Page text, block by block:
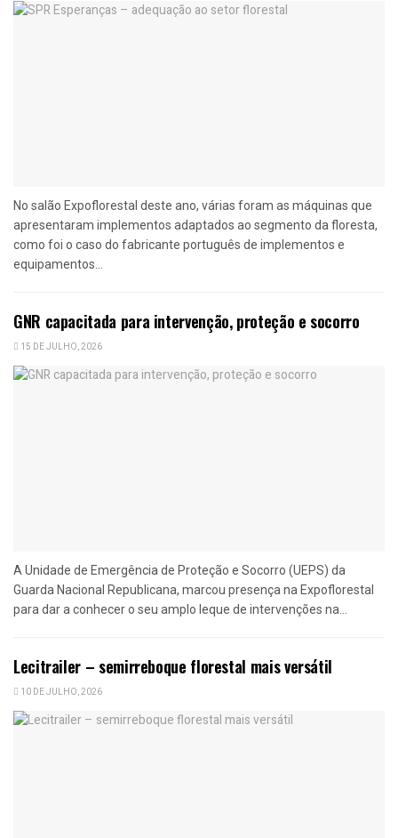
No salão Expoflorestal deste ano, várias foram as máquinas que
apresentaram implementos adaptados ao segmento da floresta,
como foi o caso do fabricante português de implementos e
equipamentos...
GNR capacitada para intervenção, proteção e socorro
15 DE JULHO, 2026
A Unidade de Emergência de Proteção e Socorro (UEPS) da
Guarda Nacional Republicana, marcou presença na Expoflorestal
para dar a conhecer o seu amplo leque de intervenções na...
Lecitrailer – semirreboque florestal mais versátil
10 DE JULHO, 2026